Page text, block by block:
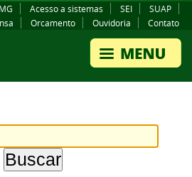
Acesso a sistemas SEI
SUAP
Orcamento Ouvidoria Contato